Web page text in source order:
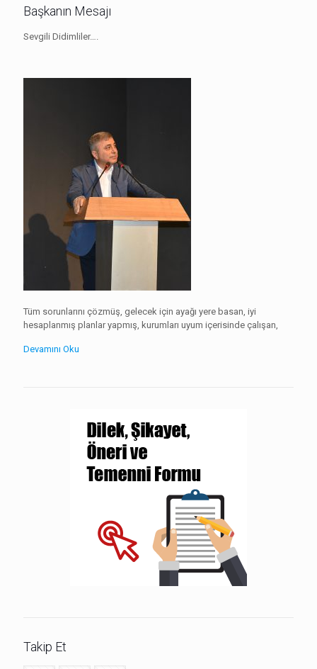
Başkanın Mesajı
Sevgili Didimliler….
Tüm sorunlarını çözmüş, gelecek için ayağı yere basan, iyi
hesaplanmış planlar yapmış, kurumları uyum içerisinde çalışan,
Devamını Oku
Takip Et